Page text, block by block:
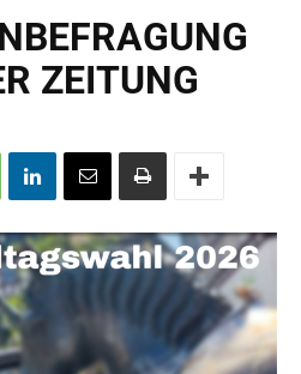
ZEITUNG